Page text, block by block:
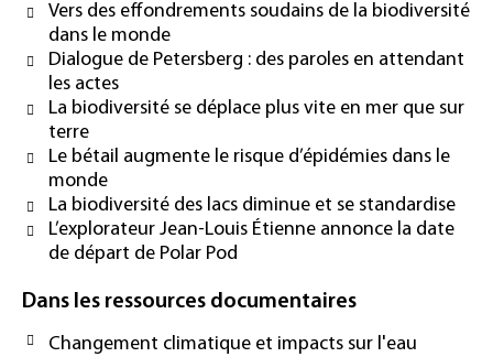
Vers des effondrements soudains de la biodiversité
dans le monde
Dialogue de Petersberg : des paroles en attendant
les actes
La biodiversité se déplace plus vite en mer que sur
terre
Le bétail augmente le risque d’épidémies dans le
monde
La biodiversité des lacs diminue et se standardise
L’explorateur Jean-Louis Étienne annonce la date
de départ de Polar Pod
Dans les ressources documentaires
Changement climatique et impacts sur l'eau